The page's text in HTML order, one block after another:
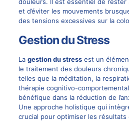
douleurs. Il est essentiel de rester
et d’éviter les mouvements
des tensions excessives sur la
Gestion du Stress
La gestion du stressest un
le traitement des douleurs
telles que la méditation, la
thérapie cognitivo-
bénéfique dans la réduction de
Une approche holistique qui
crucial pour optimiser les résultats